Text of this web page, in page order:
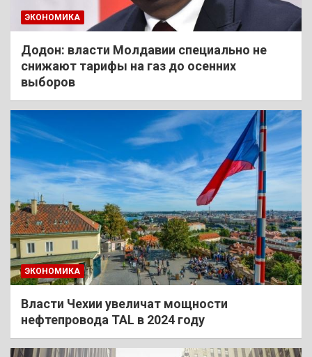
ЭКОНОМИКА
Додон: власти Молдавии специально не
снижают тарифы на газ до осенних
выборов
ЭКОНОМИКА
Власти Чехии увеличат мощности
нефтепровода TAL в 2024 году